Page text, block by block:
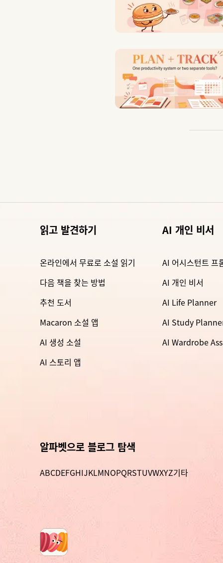
읽고 발견하기
온라인에서 무료로 소설 읽기
다음 책을 찾는 방법
추천 도서
Macaron 소설 앱
AI 생성 소설
AI 스토리 앱
AI 개인 비서
AI 어시스턴트 프
AI 개인 비서
AI Life Planner
AI Study
AI Wardrobe
알파벳으로 블로그 탐색
ABCDEFGHIJKLMNOPQRSTUVWXYZ기타